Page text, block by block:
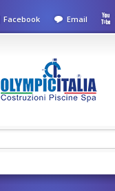
Facebook Email